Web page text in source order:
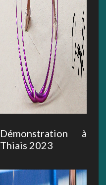
Démonstration à
Thiais 2023